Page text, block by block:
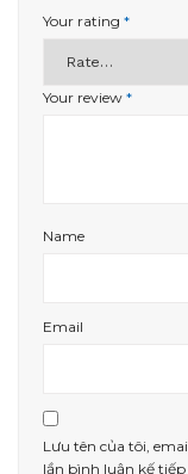
Your rating *
Your review *
Name
Email
Lưu tên của tôi,
lần bình luận kế tiếp